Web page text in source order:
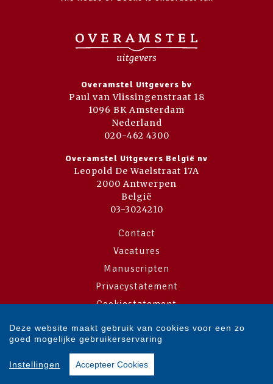
Overamstel Uitgevers bv
Paul van Vlissingenstraat 18
1096 BK Amsterdam
Nederland
020-462 4300
Overamstel Uitgevers België nv
Leopold De Waelstraat 17A
2000 Antwerpen
België
03-3024210
Contact
Vacatures
Manuscripten
Privacystatement
Cookiestatement
Cookie-instellingen
Copyright © 2007-2026 Overamstel Uitgevers - Alle rechten voorbehouden
- Ontwerp door
Deze website maakt gebruik van cookies voor een zo
goed mogelijke gebruikerservaring
Instellingen Accepteer Cookies